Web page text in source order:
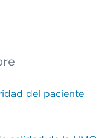
del paciente